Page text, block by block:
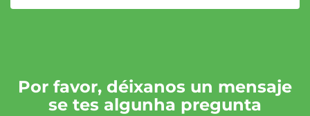
Por favor, déixanos un mensaje
se tes algunha pregunta